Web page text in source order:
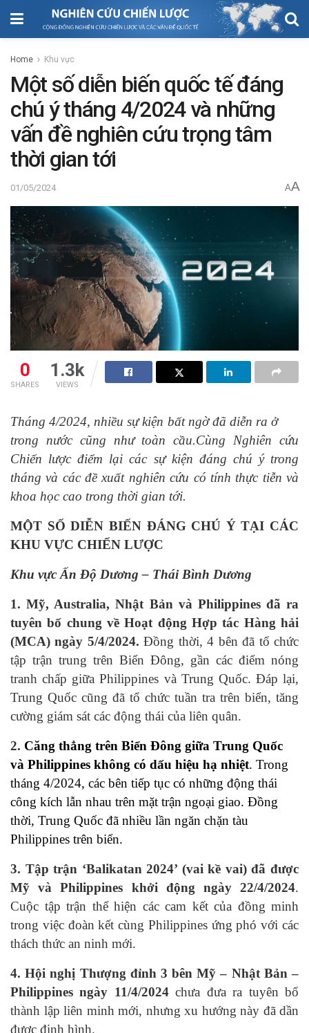
Home Khu vực
Một số diễn biến quốc tế đáng
chú ý tháng 4/2024 và những
vấn đề nghiên cứu trọng tâm
thời gian tới
01/05/2024 AA
0
SHARES
1.3k
VIEWS
Tháng 4/2024, nhiều sự kiện bất ngờ đã diễn ra ở
trong nước cũng như toàn cầu.Cùng Nghiên cứu
Chiến lược điểm lại các sự kiện đáng chú ý trong
tháng và các đề xuất nghiên cứu có tính thực tiễn và
khoa học cao trong thời gian tới.
MỘT SỐ DIỄN BIẾN ĐÁNG CHÚ Ý TẠI CÁC
KHU VỰC CHIẾN LƯỢC
Khu vực Ấn Độ Dương – Thái Bình Dương
1. Mỹ, Australia, Nhật Bản và Philippines đã ra
tuyên bố chung về Hoạt động Hợp tác Hàng hải
(MCA) ngày 5/4/2024. Đồng thời, 4 bên đã tổ chức
tập trận trung trên Biển Đông, gần các điểm nóng
tranh chấp giữa Philippines và Trung Quốc. Đáp lại,
Trung Quốc cũng đã tổ chức tuần tra trên biển, tăng
cường giám sát các động thái của liên quân.
2. Căng thẳng trên Biển Đông giữa Trung Quốc
và Philippines không có dấu hiệu hạ nhiệt. Trong
tháng 4/2024, các bên tiếp tục có những động thái
công kích lẫn nhau trên mặt trận ngoại giao. Đồng
thời, Trung Quốc đã nhiều lần ngăn chặn tàu
Philippines trên biển.
3. Tập trận ‘Balikatan 2024’ (vai kề vai) đã được
Mỹ và Philippines khởi động ngày 22/4/2024.
Cuộc tập trận thể hiện các cam kết của đồng minh
trong việc đoàn kết cùng Philippines ứng phó với các
thách thức an ninh mới.
4. Hội nghị Thượng đỉnh 3 bên Mỹ – Nhật Bản –
Philippines ngày 11/4/2024chưa đưa ra tuyên bố
thành lập liên minh mới, nhưng xu hướng này đã dần
được định hình.